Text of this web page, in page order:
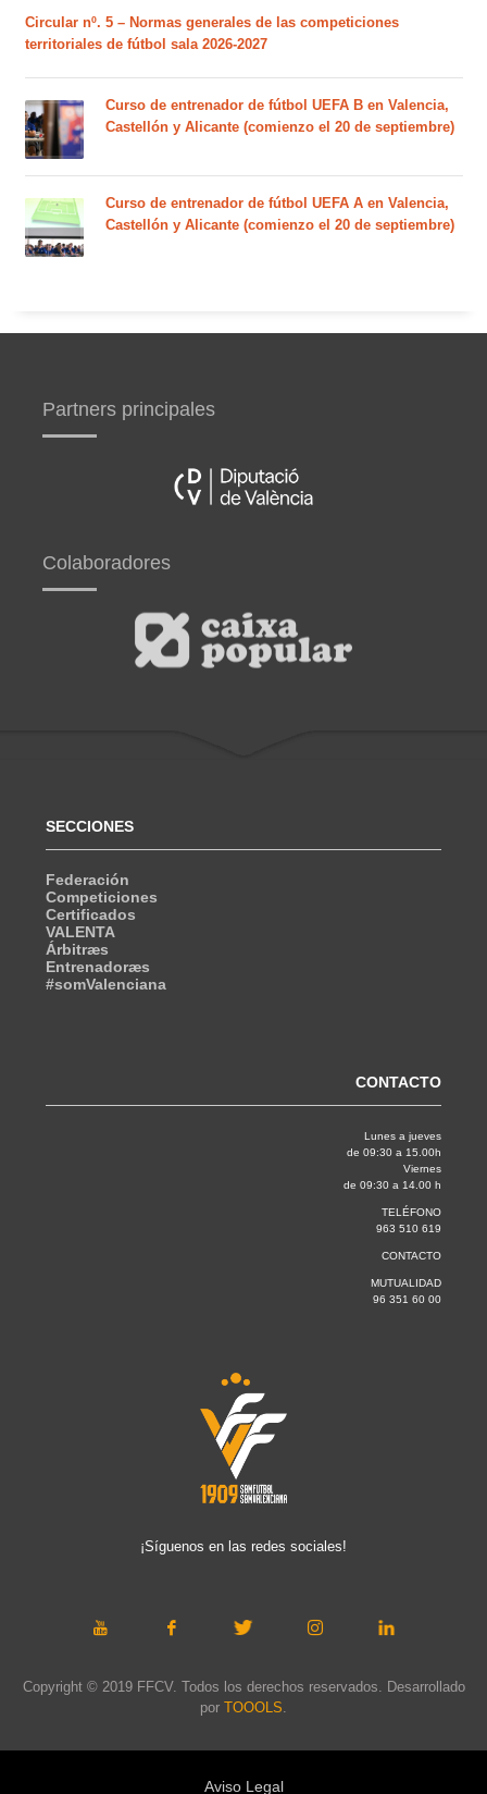
Circular nº. 5 – Normas generales de las competiciones
territoriales de fútbol sala 2026-2027
Curso de entrenador de fútbol UEFA B en Valencia,
Castellón y Alicante (comienzo el 20 de septiembre)
Curso de entrenador de fútbol UEFA A en Valencia,
Castellón y Alicante (comienzo el 20 de septiembre)
Partners principales
Colaboradores
SECCIONES
Federación
Competiciones
Certificados
VALENTA
Árbitræs
Entrenadoræs
#somValenciana
CONTACTO
Lunes a jueves
de 09:30 a 15.00h
Viernes
de 09:30 a 14.00 h
TELÉFONO
963 510 619
CONTACTO
MUTUALIDAD
96 351 60 00
¡Síguenos en las redes sociales!
Copyright © 2019 FFCV. Todos los derechos reservados. Desarrollado
por TOOOLS.
Aviso Legal